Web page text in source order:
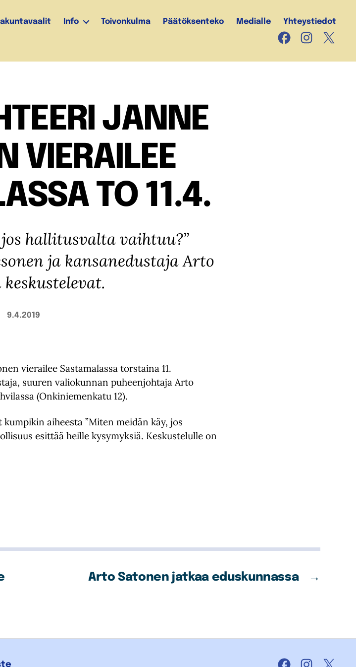
Info Toivonkulma Päätöksenteko Medialle Yhteystiedot
FacebookInstagram
X
JANNE
VIERAILEE
TO 11.4.
hallitusvalta vaihtuu?”
ja kansanedustaja Arto
9.4.2019
vierailee Sastamalassa torstaina 11.
suuren valiokunnan puheenjohtaja Arto
(Onkiniemenkatu 12).
aiheesta ”Miten meidän käy, jos
esittää heille kysymyksiä. Keskustelulle on
→
Arto Satonen jatkaa eduskunnassa